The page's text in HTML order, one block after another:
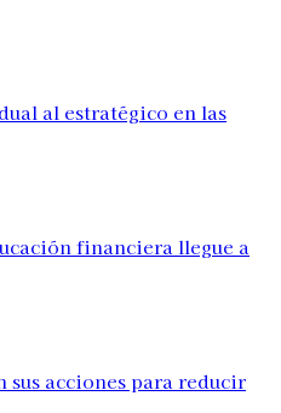
al estratégico en las
financiera llegue a
sus acciones para reducir